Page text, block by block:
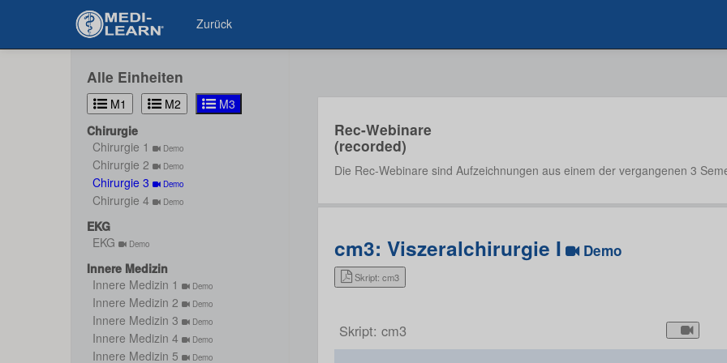
Zurück
Alle Einheiten
M1 M2
M3
Chirurgie
Chirurgie 1
Demo
Chirurgie 2 Demo
Chirurgie 3 Demo
Chirurgie 4 Demo
EKG
EKG
Demo
Innere Medizin
Innere Medizin 1
Demo
Innere Medizin 2 Demo
Innere Medizin 3 Demo
Innere Medizin 4 Demo
Innere Medizin 5 Demo
Rec-Webinare
(recorded)
Die Rec-Webinare sind Aufzeichnungen aus einem der vergangenen 3
cm3: Viszeralchirurgie I Demo
Skript: cm3
Skript: cm3